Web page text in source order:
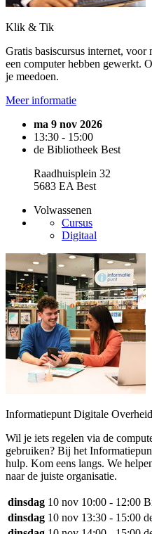
Klik & Tik
Gratis basiscursus internet,
een computer hebben gewerkt.
je meedoen.
Meer informatie
ma 9 nov 2026
13:30 - 15:00
de Bibliotheek Best
Raadhuisplein 32
5683 EA Best
Volwassenen
Cursus
Digitaal
Informatiepunt Digitale
Wil je iets regelen via de
gebruiken? Bij het
hulp. Kom eens langs. We
naar de juiste organisatie.
dinsdag 10 nov 10:00 - 12:00
dinsdag 10 nov 13:30 - 15:00